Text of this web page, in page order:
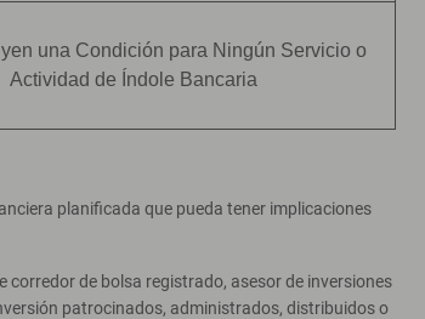
una Condición para Ningún Servicio o
Actividad de Índole Bancaria
planificada que pueda tener implicaciones
corredor de bolsa registrado, asesor de inversiones
patrocinados, administrados, distribuidos o